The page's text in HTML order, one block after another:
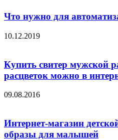
Что нужно для
10.12.2019
Купить свитер мужской
расцветок можно в
09.08.2016
Интернет-магазин
образы для малышей